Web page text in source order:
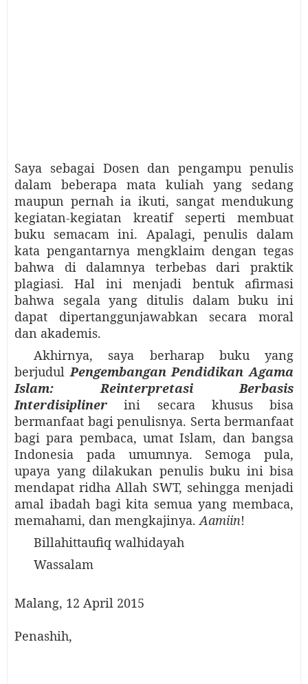
Saya sebagai Dosen dan pengampu penulis
dalam beberapa mata kuliah yang sedang
maupun pernah ia ikuti, sangat mendukung
kegiatan-kegiatan kreatif seperti membuat
buku semacam ini. Apalagi, penulis dalam
kata pengantarnya mengklaim dengan tegas
bahwa di dalamnya terbebas dari praktik
plagiasi. Hal ini menjadi bentuk afirmasi
bahwa segala yang ditulis dalam buku ini
dapat dipertanggunjawabkan secara moral
dan akademis.
Akhirnya, saya berharap buku yang
berjudul Pengembangan Pendidikan Agama
Islam: Reinterpretasi Berbasis
Interdisiplinerini secara khusus bisa
bermanfaat bagi penulisnya. Serta bermanfaat
bagi para pembaca, umat Islam, dan bangsa
Indonesia pada umumnya. Semoga pula,
upaya yang dilakukan penulis buku ini bisa
mendapat ridha Allah SWT, sehingga menjadi
amal ibadah bagi kita semua yang membaca,
memahami, dan mengkajinya. Aamiin!
Billahittaufiq walhidayah
Wassalam
Malang, 12 April 2015
Penashih,